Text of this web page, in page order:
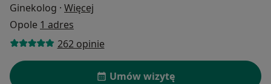
Ginekolog · Więcej
Opole 1 adres
262 opinie
Umów wizytę